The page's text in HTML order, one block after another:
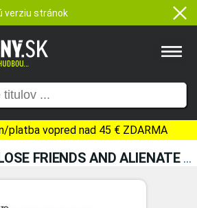
verziu stránok
platba vopred nad 45 € ZDARMA
AND ALIENATE PEOPLE (ORIGINAL MOVIE SOUNDTRACK)